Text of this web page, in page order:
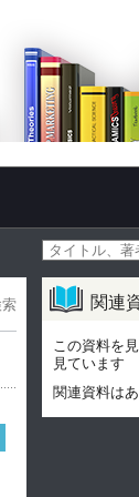
関連
この資料を
見ています
関連資料はあ